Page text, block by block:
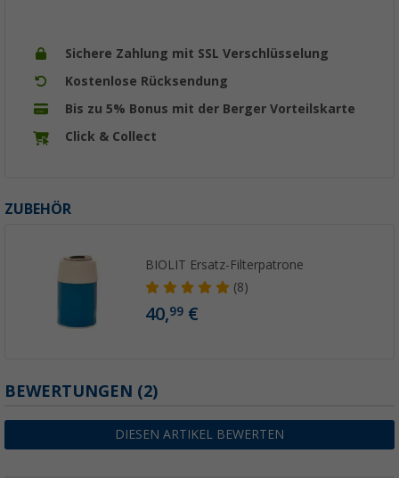
Sichere Zahlung mit SSL Verschlüsselung
Kostenlose Rücksendung
Bis zu 5% Bonus mit der Berger Vorteilskarte
Click & Collect
ZUBEHÖR
BIOLIT Ersatz-Filterpatrone
(8)
40,99 €
BEWERTUNGEN (2)
DIESEN ARTIKEL BEWERTEN